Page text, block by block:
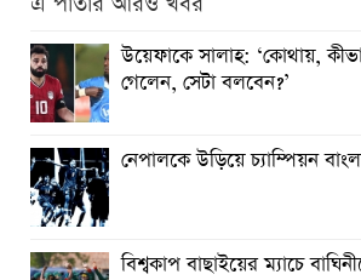
উয়েফাকে সালাহ: ‘কোথায়,
গেলেন, সেটা বলবেন?’
নেপালকে উড়িয়ে চ্যাম্পিয়ন
বিশ্বকাপ বাছাইয়ের ম্যাচে